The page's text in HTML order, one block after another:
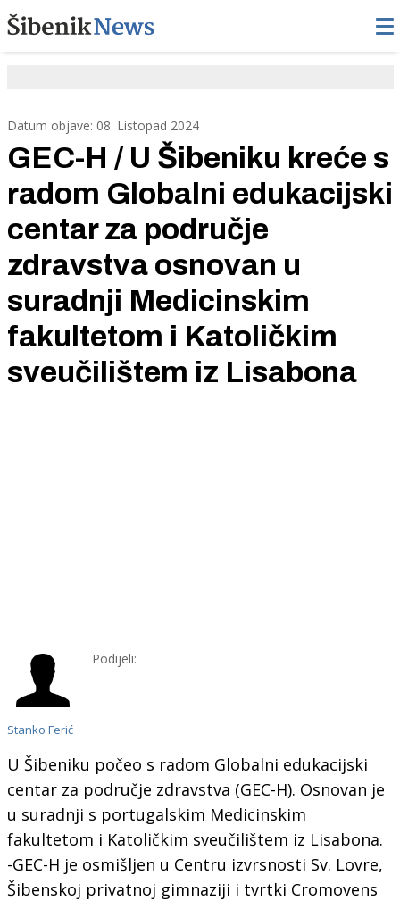
Datum objave: 08. Listopad 2024
GEC-H / U Šibeniku kreće s
radom Globalni edukacijski
centar za područje
zdravstva osnovan u
suradnji Medicinskim
fakultetom i Katoličkim
sveučilištem iz Lisabona
Stanko Ferić
Podijeli:
U Šibeniku počeo s radom Globalni edukacijski
centar za područje zdravstva (GEC-H). Osnovan je
u suradnji s portugalskim Medicinskim
fakultetom i Katoličkim sveučilištem iz Lisabona.
-GEC-H je osmišljen u Centru izvrsnosti Sv. Lovre,
Šibenskoj privatnoj gimnaziji i tvrtki Cromovens